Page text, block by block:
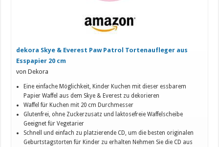
dekora Skye & Everest Paw Patrol Tortenaufleger aus
Esspapier 20 cm
von Dekora
Eine einfache Möglichkeit, Kinder Kuchen mit dieser essbarem
Papier Waffel aus dem Skye & Everest zu dekorieren
Waffel für Kuchen mit 20 cm Durchmesser
Glutenfrei, ohne Zuckerzusatz und laktosefreie Waffelscheibe
Geeignet für Vegetarier
Schnell und einfach zu platzierende CD, um die besten originalen
Geburtstagstorten für Kinder zu erhalten Nehmen Sie die CD aus